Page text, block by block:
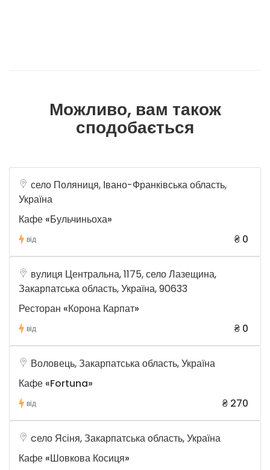
Можливо, вам також
сподобається
село Поляниця, Івано-Франківська область,
Україна
Кафе «Бульчиньоха»
від ₴ 0
вулиця Центральна, 1175, село Лазещина,
Закарпатська область, Україна, 90633
Ресторан «Корона Карпат»
від ₴ 0
Воловець, Закарпатська область, Україна
Кафе «Fortuna»
від ₴ 270
cело Ясіня, Закарпатська область, Україна
Кафе «Шовкова Косиця»